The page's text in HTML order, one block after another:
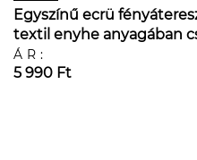
Egyszínű ecrü
textil enyhe anyagában
ÁR:
5 990 Ft